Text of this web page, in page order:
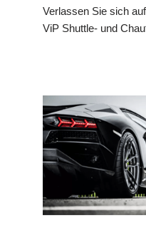
Verlassen Sie sich
ViP Shuttle- und